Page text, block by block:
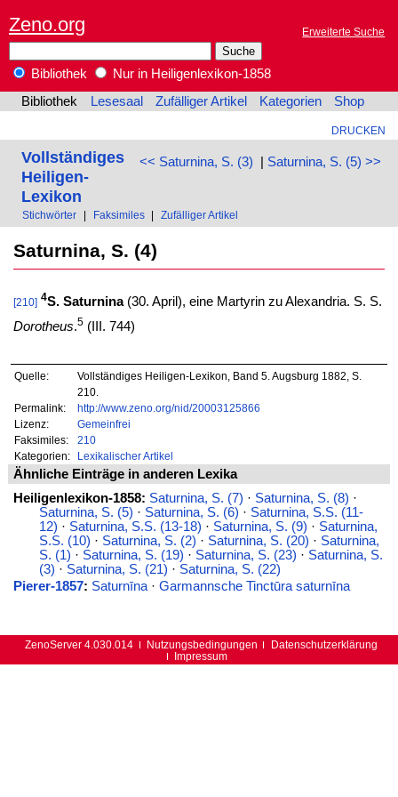
Zeno.org Erweiterte Suche
Bibliothek
Nur in Heiligenlexikon-1858
Bibliothek
Lesesaal Zufälliger Artikel Kategorien Shop
DRUCKEN
<< Saturnina, S. (3) | Saturnina, S. (5) >>
Vollständiges
Heiligen-
Lexikon
Stichwörter Faksimiles Zufälliger Artikel
Saturnina, S. (4)
[210] 4S. Saturnina(30. April), eine Martyrin zu Alexandria. S. S.
Dorotheus.5(III. 744)
Quelle:
Vollständiges Heiligen-Lexikon, Band 5. Augsburg 1882, S.
210.
Permalink:
http://www.zeno.org/nid/20003125866
Lizenz:
Gemeinfrei
Faksimiles:
210
Kategorien:
Lexikalischer Artikel
Ähnliche Einträge in anderen Lexika
Heiligenlexikon-1858: Saturnina, S. (7) · Saturnina, S. (8) ·
Saturnina, S. (5) · Saturnina, S. (6) · Saturnina, S.S. (11-
12) · Saturnina, S.S. (13-18) · Saturnina, S. (9) · Saturnina,
S.S. (10) · Saturnina, S. (2) · Saturnina, S. (20) · Saturnina,
S. (1) · Saturnina, S. (19) · Saturnina, S. (23) · Saturnina, S.
(3) · Saturnina, S. (21) · Saturnina, S. (22)
Pierer-1857: Saturnīna· Garmannsche Tinctūra saturnīna
ZenoServer 4.030.014 Nutzungsbedingungen
Datenschutzerklärung
Impressum